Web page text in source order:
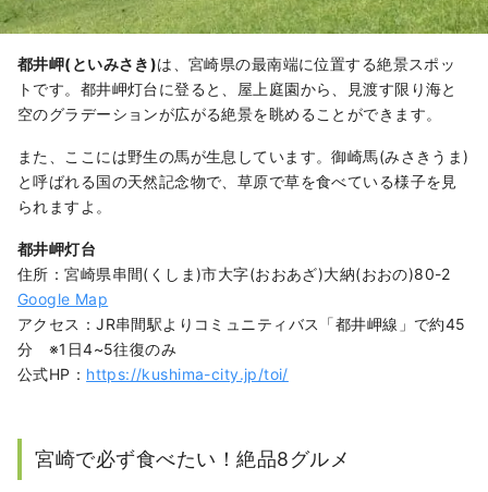
都井岬(といみさき)は、宮崎県の最南端に位置する絶景スポッ
トです。都井岬灯台に登ると、屋上庭園から、見渡す限り海と
空のグラデーションが広がる絶景を眺めることができます。
また、ここには野生の馬が生息しています。御崎馬(みさきうま)
と呼ばれる国の天然記念物で、草原で草を食べている様子を見
られますよ。
都井岬灯台
住所：宮崎県串間(くしま)市大字(おおあざ)大納(おおの)80-2
Google Map
アクセス：JR串間駅よりコミュニティバス「都井岬線」で約45
分 ※1日4~5往復のみ
公式HP： https://kushima-city.jp/toi/
宮崎で必ず食べたい！絶品8グルメ